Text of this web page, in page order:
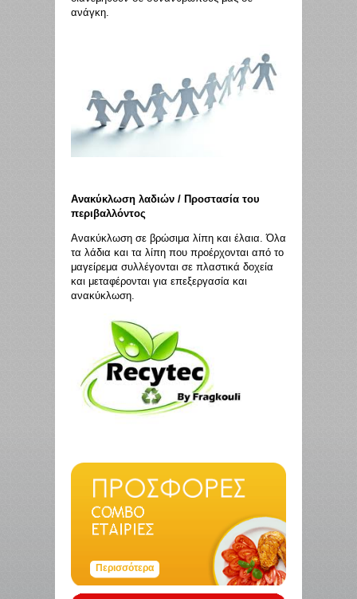
ανάγκη.
Ανακύκλωση λαδιών / Προστασία του
περιβαλλόντος
Ανακύκλωση σε βρώσιμα λίπη και έλαια. Όλα
τα λάδια και τα λίπη που προέρχονται από το
μαγείρεμα συλλέγονται σε πλαστικά δοχεία
και μεταφέρονται για επεξεργασία και
ανακύκλωση.
Περισσότερα